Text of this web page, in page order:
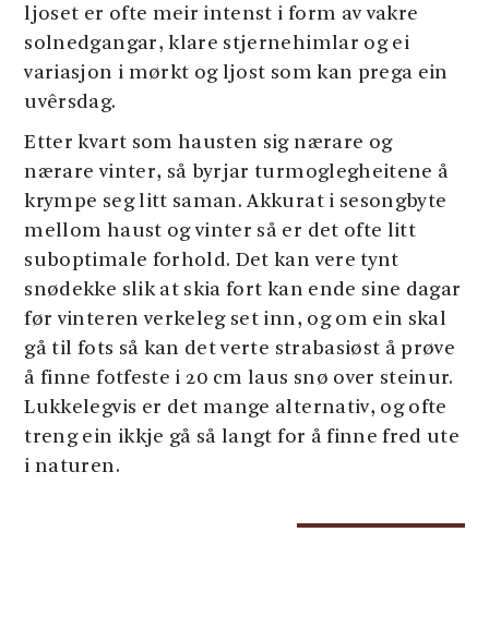
ljoset er ofte meir intenst i form av vakre
solnedgangar, klare stjernehimlar og ei
variasjon i mørkt og ljost som kan prega ein
uvêrsdag.
Etter kvart som hausten sig nærare og
nærare vinter, så byrjar turmoglegheitene å
krympe seg litt saman. Akkurat i sesongbyte
mellom haust og vinter så er det ofte litt
suboptimale forhold. Det kan vere tynt
snødekke slik at skia fort kan ende sine dagar
før vinteren verkeleg set inn, og om ein skal
gå til fots så kan det verte strabasiøst å prøve
å finne fotfeste i 20 cm laus snø over steinur.
Lukkelegvis er det mange alternativ, og ofte
treng ein ikkje gå så langt for å finne fred ute
i naturen.